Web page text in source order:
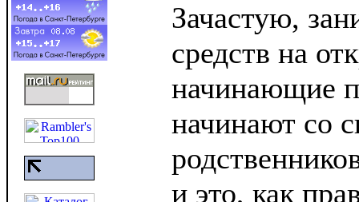
Зачастую,
средств на
начинающие
начинают со
и это, как